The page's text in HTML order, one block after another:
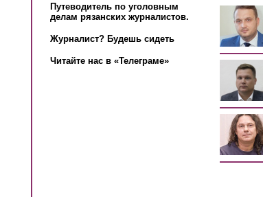
Путеводитель по уголовным
делам рязанских журналистов.
Журналист? Будешь сидеть
Читайте нас в «Телеграме»